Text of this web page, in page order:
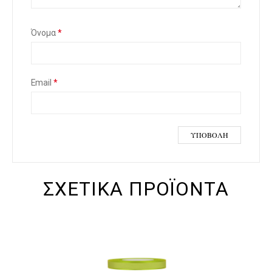
Όνομα*
Email *
ΣΧΕΤΙΚΆ ΠΡΟΪΌΝΤΑ